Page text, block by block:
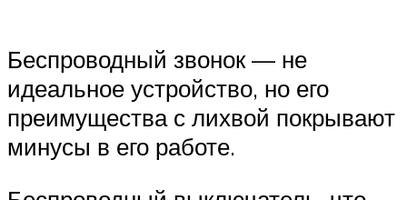
Беспроводный звонок — не
идеальное устройство, но его
преимущества с лихвой покрывают
минусы в его работе.